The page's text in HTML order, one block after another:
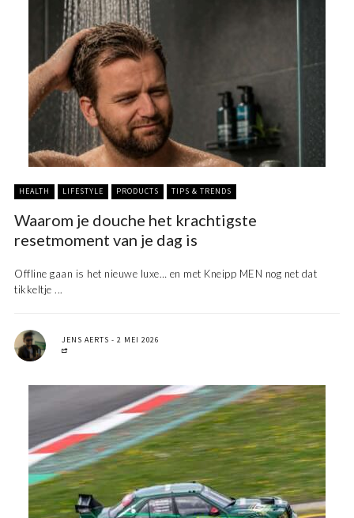
HEALTH LIFESTYLE PRODUCTS TIPS & TRENDS
Waarom je douche het krachtigste
resetmoment van je dag is
Offline gaan is het nieuwe luxe… en met Kneipp MEN nog net dat
tikkeltje ...
JENS AERTS 2 MEI 2026